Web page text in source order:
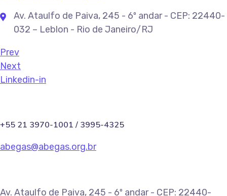
Av. Ataulfo de Paiva, 245 - 6º andar - CEP: 22440-
032 – Leblon - Rio de Janeiro/RJ
Prev
Next
Linkedin-in
+55 21 3970-1001 / 3995-4325
abegas@abegas.org.br
Av. Ataulfo de Paiva, 245 - 6º andar - CEP: 22440-